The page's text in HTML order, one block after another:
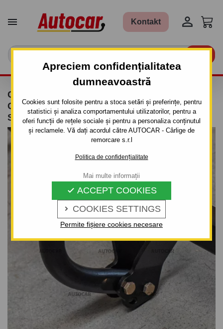
Apreciem confidențialitatea
dumneavoastră
Cookies sunt folosite pentru a stoca setări și preferințe, pentru
statistici și analiza comportamentului utilizatorilor, pentru a
oferi funcții de rețele sociale și pentru a personaliza conținutul
și reclamele. Vă dați acordul către AUTOCAR - Cârlige de
remorcare s.r.l
Politica de confidențialitate
 COOKIES SETTINGS
 ACCEPT COOKIES
Permite fișiere cookies necesare
Mai multe informații
 Kontakt 
CÂRLIG DE REMORCARE PENTRU TOYOTA
COROLLA - 3UŞI.(E 11) - SISTEM
SEMIDEMONTABIL -CU ŞURUBURI